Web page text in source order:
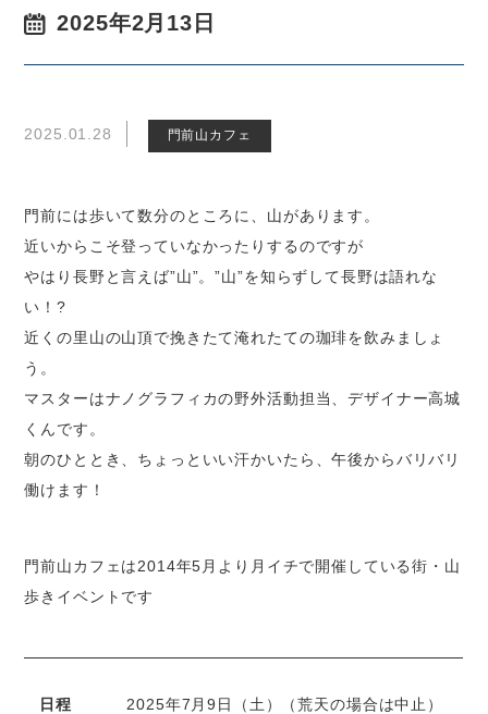
2025年2月13日
2025.01.28 門前山カフェ
門前には歩いて数分のところに、山があります。
近いからこそ登っていなかったりするのですが
やはり長野と言えば”山”。”山”を知らずして長野は語れな
い！?
近くの里山の山頂で挽きたて淹れたての珈琲を飲みましょ
う。
マスターはナノグラフィカの野外活動担当、デザイナー高城
くんです。
朝のひととき、ちょっといい汗かいたら、午後からバリバリ
働けます！
門前山カフェは2014年5月より月イチで開催している街・山
歩きイベントです
日程 2025年7月9日（土）（荒天の場合は中止）